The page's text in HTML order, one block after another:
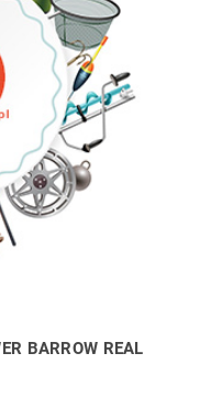
BARROW REAL